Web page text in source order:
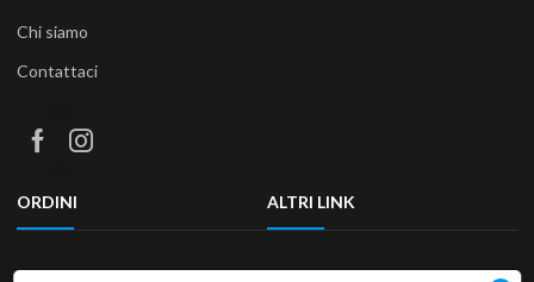
Chi siamo
Contattaci
ORDINI
Termini e condizioni
ALTRI LINK
Privacy Policy